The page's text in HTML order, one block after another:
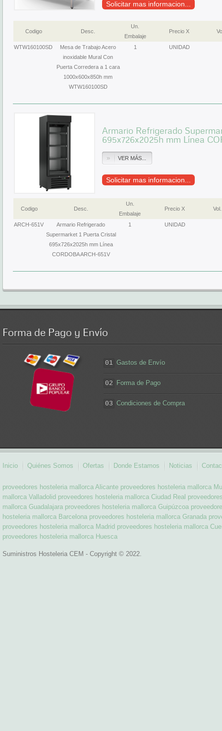
Solicitar mas informacion...
Codigo Desc.
Un.
Embalaje
Precio X
WTW160100SD
Mesa de Trabajo Acero
inoxidable Mural Con
Puerta Corredera a 1 cara
1000x600x850h mm
WTW160100SD
1 UNIDAD
Armario Refrigerado
695x726x2025h mm Línea
VER MÁS...
Solicitar mas informacion...
Codigo Desc.
Un.
Embalaje
Precio X Vol.
ARCH-651V
Armario Refrigerado
Supermarket 1 Puerta Cristal
695x726x2025h mm Línea
CORDOBA ARCH-651V
1 UNIDAD
Forma de Pago y Envío
01 Gastos de Envío
02 Forma de Pago
03 Condiciones de Compra
Inicio Quiénes Somos Ofertas Donde Estamos Noticias
proveedores hosteleria mallorca Alicante proveedores hosteleria mallorca
mallorca Valladolid proveedores hosteleria mallorca Ciudad Real
mallorca Guadalajara proveedores hosteleria mallorca Guipúzcoa
hosteleria mallorca Barcelona proveedores hosteleria mallorca Granada
proveedores hosteleria mallorca Madrid proveedores hosteleria mallorca
proveedores hosteleria mallorca Huesca
Suministros Hosteleria CEM - Copyright © 2022.